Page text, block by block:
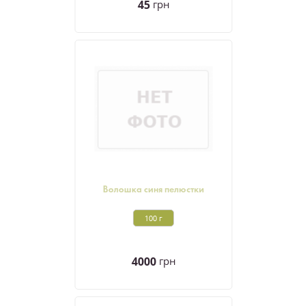
45 грн
Волошка синя пелюстки
100 г
4000 грн